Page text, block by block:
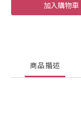
加入購物車
商品描述